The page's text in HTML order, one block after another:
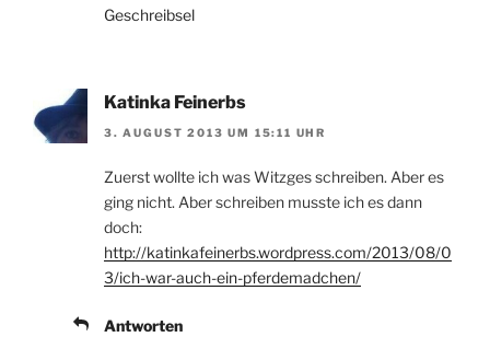
Geschreibsel
Katinka Feinerbs
3. AUGUST 2013 UM 15:11 UHR
Zuerst wollte ich was Witzges schreiben. Aber es
ging nicht. Aber schreiben musste ich es dann
doch:
http://katinkafeinerbs.wordpress.com/2013/08/0
3/ich-war-auch-ein-pferdemadchen/
Antworten